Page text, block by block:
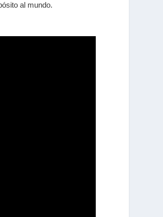
al mundo.